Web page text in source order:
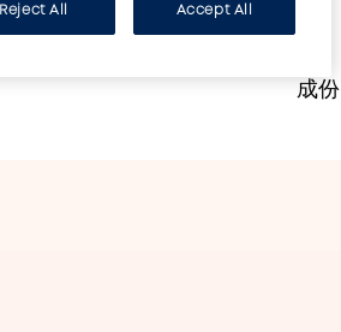
成份
Reject All Accept All